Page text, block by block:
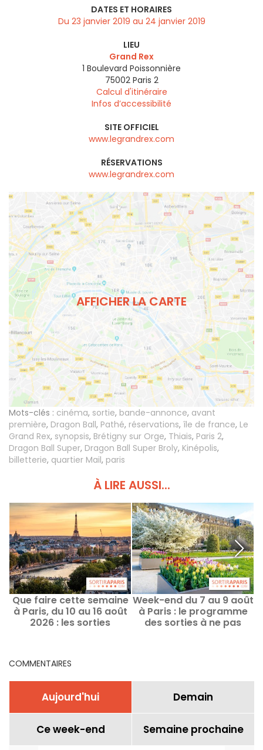
DATES ET HORAIRES
Du 23 janvier 2019 au 24 janvier 2019
LIEU
Grand Rex
1 Boulevard Poissonnière
75002 Paris 2
Calcul d'itinéraire
Infos d’accessibilité
SITE OFFICIEL
www.legrandrex.com
RÉSERVATIONS
www.legrandrex.com
AFFICHER LA CARTE
Mots-clés : cinéma, sortie, bande-annonce, avant
première, Dragon Ball, Pathé, réservations, île de france, Le
Grand Rex, synopsis, Brétigny sur Orge, Thiais, Paris 2,
Dragon Ball Super, Dragon Ball Super Broly, Kinépolis,
billetterie, quartier Mail, paris
À LIRE AUSSI...
Que faire cette semaine
à Paris, du 10 au 16 août
2026 : les sorties
Week-end du 7 au 9 août
à Paris : le programme
des sorties à ne pas
COMMENTAIRES
Aujourd'hui Demain
Ce week-end Semaine prochaine